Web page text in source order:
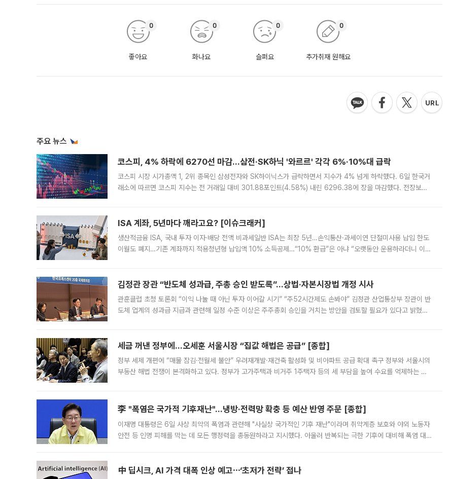
좋아요
0
화나요
0
슬퍼요
0
추가취재 원해요
0
주요 뉴스
코스피, 4% 하락에 6270선 마감…삼전·SK하닉 '와르르' 각각 6%·10%대 급락
코스피 시장 시가총액 1, 2위 종목인 삼성전자와 SK하이닉스가 급락하면서 지수가 4% 넘게 하락했다. 6일 한국거
래소에 따르면 코스피 지수는 전 거래일 대비 301.88포인트(4.58%) 내린 6296.38에 장을 마감했다. 전장보다
ISA 계좌, 5년마다 깨라고요? [이슈크래커]
생산적금융 ISA, 국내 투자 이자·배당 전액 비과세일반 ISA는 최장 5년…손익통산·과세이연 단절미사용 납입 한도
이월도 폐지…기존 계좌까지 적용청년형 납입액 10% 소득공제…“10% 환급”은 아냐 “오랫동안 운용하라더니 이제
김정관 장관 “반도체 성과급, 주총 승인 받도록”…상법·자본시장법 개정 시사
관훈클럽 초청 토론회 “이익 나눌 때 아닌 투자 이어갈 시기” “주52시간제도 손봐야” 김정관 산업통상부 장관이 반
도체 업계의 성과급 지급과 관련해 일정 수준 이상은 주주총회 승인을 거치는 방안을 검토할 필요가 있다고 밝혔다.
세금 꺼낸 정부에…오세훈 서울시장 “집값 해법은 공급” [종합]
정부 세제 개편에 “매물 잠김·전월세 불안” 우려재개발·재건축 활성화 및 비아파트 공급 확대 촉구 정부와 서울시의
부동산 해법 전쟁이 본격화하고 있다. 정부가 고가주택과 비거주 1주택자 등의 세 부담을 높여 수요를 억제하는 카
李 "폭염은 국가적 기후재난"…냉방·전력망 확충 등 예산 반영 주문 [종합]
이재명 대통령은 6일 사상 최악의 폭염과 관련해 "사실상 국가적인 기후 재난"이라며 취약계층 보호와 야외 노동자
안전 등 인명 피해를 막는 데 모든 행정력을 총동원하라고 지시했다. 아울러 반복되는 극한 기후에 대비해 폭염 대응
中 딥시크, AI 가격 대폭 인상 예고⋯‘초저가 전략’ 접나